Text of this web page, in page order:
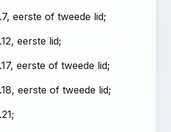
eerste of tweede lid;
eerste lid;
eerste of tweede lid;
eerste of tweede lid;